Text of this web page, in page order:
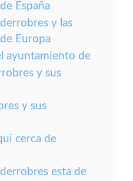
España
y las
Europa
ayuntamiento de
y sus
y sus
cerca de
esta de